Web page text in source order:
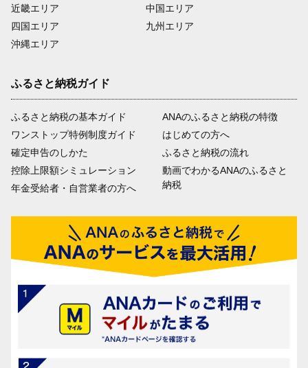
近畿エリア
四国エリア
沖縄エリア
中国エリア
九州エリア
ふるさと納税ガイド
ふるさと納税の基本ガイド
ワンストップ特例制度ガイド
確定申告のしかた
控除上限額シミュレーション
年金受給者・自営業者の方へ
ANAのふるさと納税の特徴
はじめての方へ
ふるさと納税の流れ
動画でわかるANAのふるさと
納税